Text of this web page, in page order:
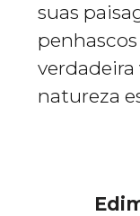
suas
verdadeira
natureza